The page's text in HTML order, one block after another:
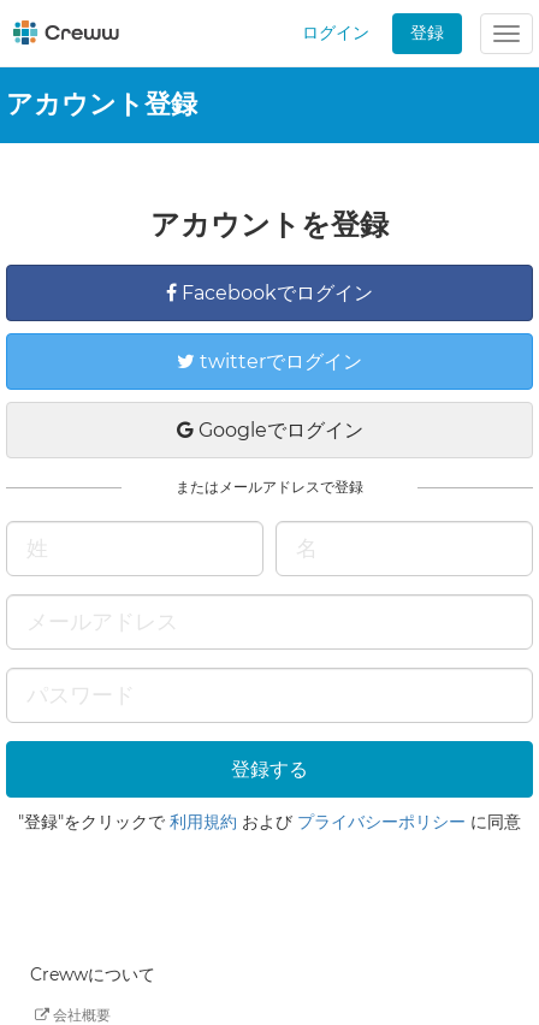
ログイン 登録
アカウント登録
アカウントを登録
Facebookでログイン
twitterでログイン
Googleでログイン
またはメールアドレスで登録
"登録"をクリックで 利用規約 および プライバシーポリシー に同意
Crewwについて
会社概要